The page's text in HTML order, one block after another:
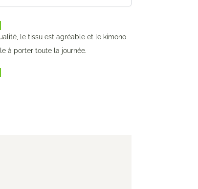
le tissu est agréable et le kimono
à porter toute la journée.